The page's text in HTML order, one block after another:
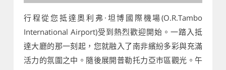
行程從您抵達奧利弗·坦博國際機場(O.R.Tambo
International Airport)受到熱烈歡迎開始。一踏入抵
達大廳的那一刻起，您就融入了南非繽紛多彩與充滿
活力的氛圍之中。隨後展開普勒托力亞市區觀光。午